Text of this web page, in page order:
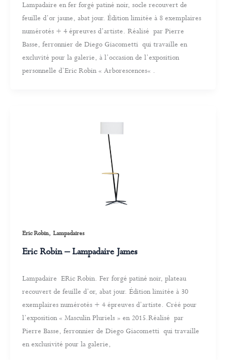
Lampadaire en fer forgé patiné noir, socle recouvert de
feuille d’or jaune, abat jour. Édition limitée à 8 exemplaires
numérotés + 4 épreuves d’artiste. Réalisé par Pierre
Basse, ferronnier de Diego Giacometti qui travaille en
excluvité pour la galerie, à l’occasion de l’exposition
personnelle d’Eric Robin « Arborescences« .
Eric Robin, Lampadaires
Eric Robin – Lampadaire James
Lampadaire ERic Robin. Fer forgé patiné noir, plateau
recouvert de feuille d’or, abat jour. Édition limitée à 30
exemplaires numérotés + 4 épreuves d’artiste. Créé pour
l’exposition « Masculin Pluriels » en 2015.Réalisé par
Pierre Basse, ferronnier de Diego Giacometti qui travaille
en exclusivité pour la galerie,